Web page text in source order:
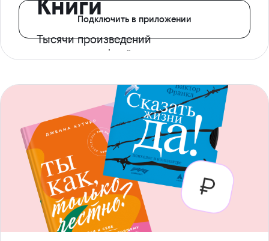
Книги
Тысячи произведений
с доступом офлайн
Подключить в приложении